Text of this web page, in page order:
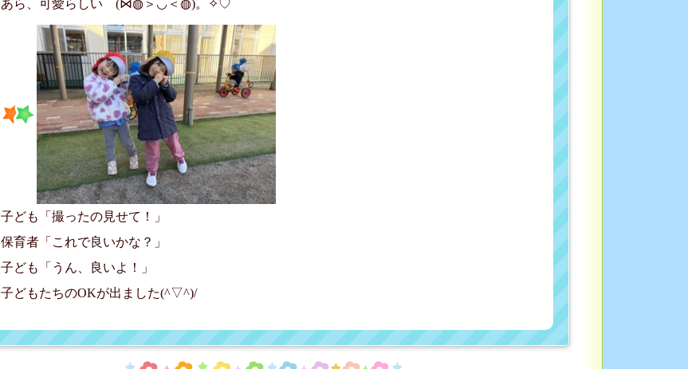
あら、可愛らしい (⋈◍＞◡＜◍)。✧♡
子ども「撮ったの見せて！」
保育者「これで良いかな？」
子ども「うん、良いよ！」
子どもたちのOKが出ました(^▽^)/